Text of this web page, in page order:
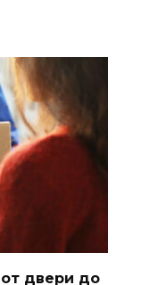
двери до